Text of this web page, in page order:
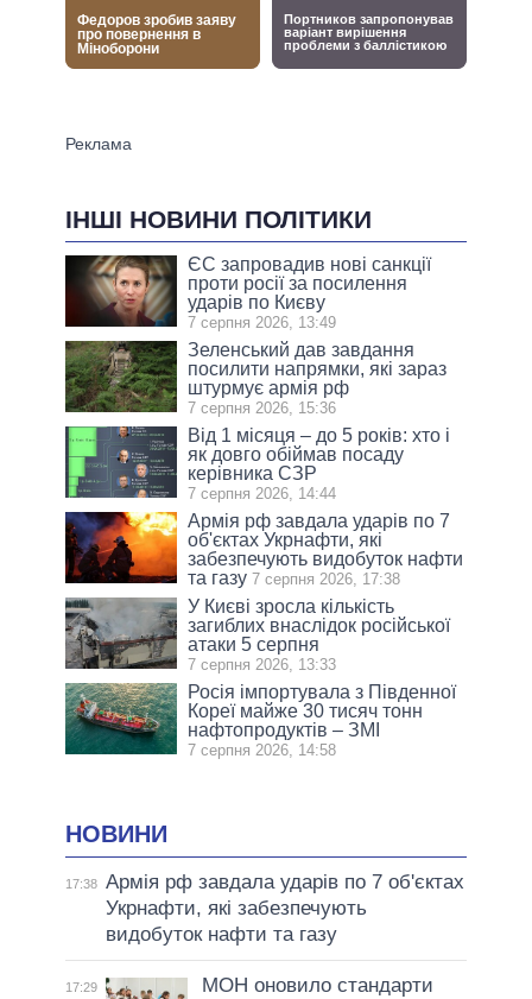
ІНШІ НОВИНИ ПОЛІТИКИ
ЄС запровадив нові санкції
проти росії за посилення
ударів по Києву
7 серпня 2026, 13:49
Зеленський дав завдання
посилити напрямки, які зараз
штурмує армія рф
7 серпня 2026, 15:36
Від 1 місяця – до 5 років: хто і
як довго обіймав посаду
керівника СЗР
7 серпня 2026, 14:44
Армія рф завдала ударів по 7
об'єктах Укрнафти, які
забезпечують видобуток нафти
та газу 7 серпня 2026, 17:38
У Києві зросла кількість
загиблих внаслідок російської
атаки 5 серпня
7 серпня 2026, 13:33
Росія імпортувала з Південної
Кореї майже 30 тисяч тонн
нафтопродуктів – ЗМІ
7 серпня 2026, 14:58
НОВИНИ
17:38 Армія рф завдала ударів по 7 об'єктах
Укрнафти, які забезпечують
видобуток нафти та газу
17:29
МОН оновило стандарти